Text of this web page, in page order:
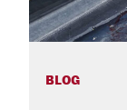
BLOG